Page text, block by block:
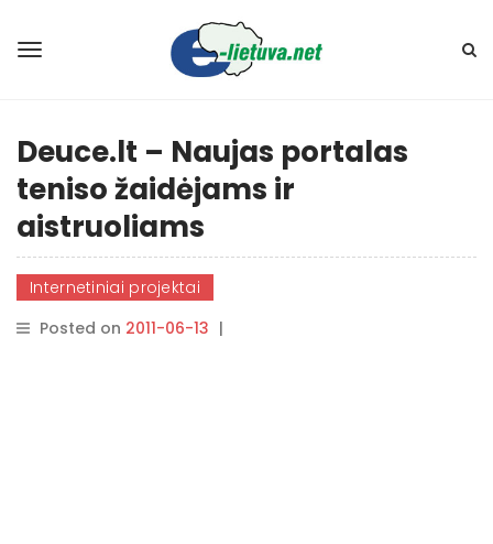
Deuce.lt – Naujas portalas
teniso žaidėjams ir
aistruoliams
Internetiniai projektai
Posted on 2011-06-13 |